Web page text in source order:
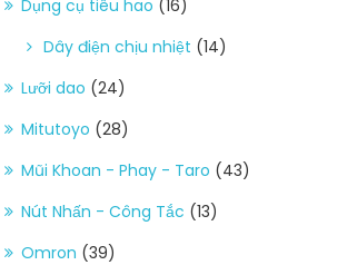
Dụng cụ tiêu hao (16)
Dây điện chịu nhiệt (14)
Lưỡi dao (24)
Mitutoyo (28)
Mũi Khoan - Phay - Taro (43)
Nút Nhấn - Công Tắc (13)
Omron (39)